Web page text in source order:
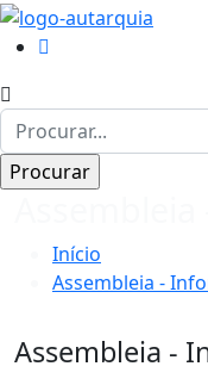
Início
Assembleia -
Assembleia -